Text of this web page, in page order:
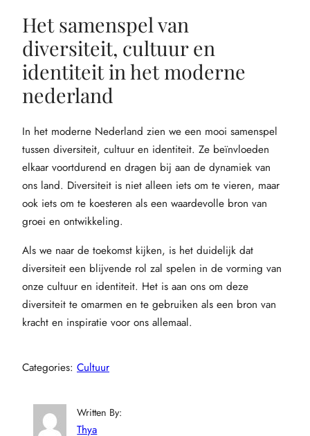
Het samenspel van
diversiteit, cultuur en
identiteit in het moderne
nederland
In het moderne Nederland zien we een mooi samenspel
tussen diversiteit, cultuur en identiteit. Ze beïnvloeden
elkaar voortdurend en dragen bij aan de dynamiek van
ons land. Diversiteit is niet alleen iets om te vieren, maar
ook iets om te koesteren als een waardevolle bron van
groei en ontwikkeling.
Als we naar de toekomst kijken, is het duidelijk dat
diversiteit een blijvende rol zal spelen in de vorming van
onze cultuur en identiteit. Het is aan ons om deze
diversiteit te omarmen en te gebruiken als een bron van
kracht en inspiratie voor ons allemaal.
Categories: Cultuur
Written By:
Thya